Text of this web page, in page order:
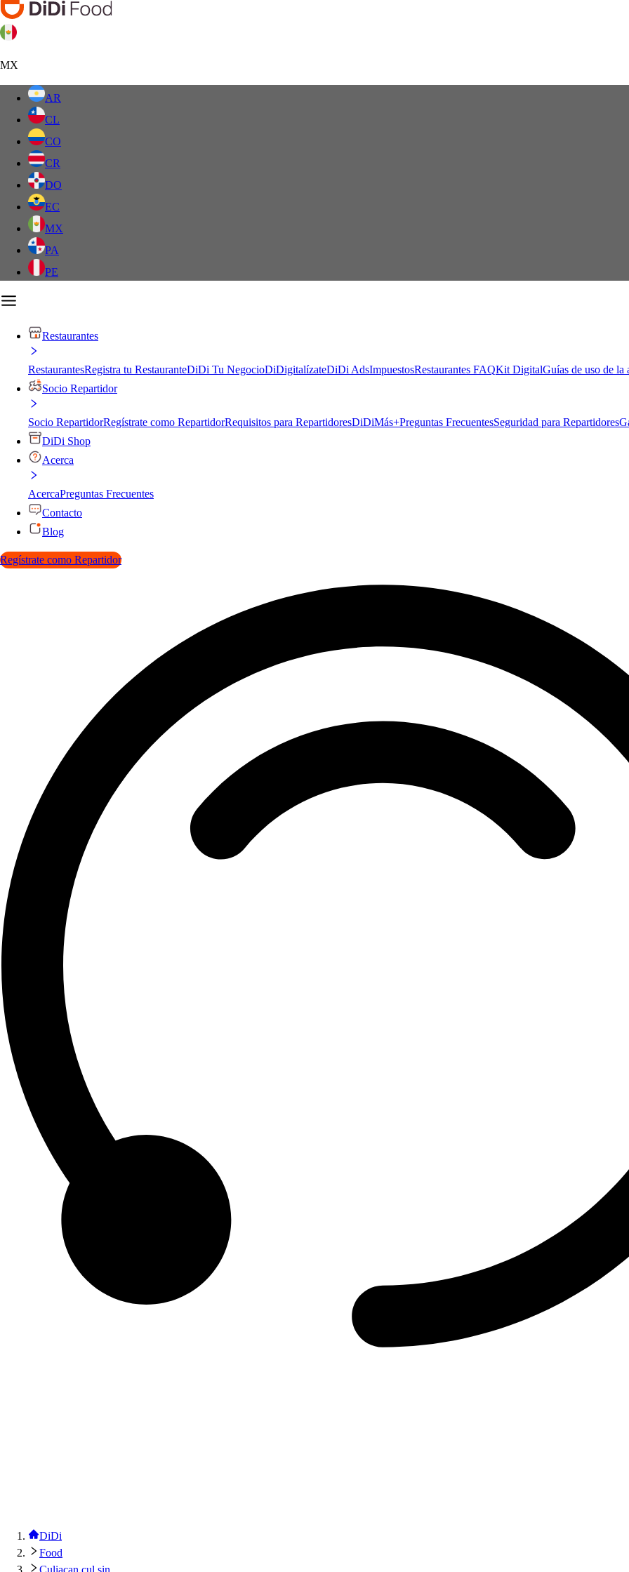
MX
AR
CL
CO
CR
DO
EC
MX
PA
PE
Restaurantes
RestaurantesRegistra tu RestauranteDiDi Tu NegocioDiDigitalízateDiDi AdsImpuestosRestaurantes FAQKit DigitalGuías de uso de la
Socio Repartidor
Socio RepartidorRegístrate como RepartidorRequisitos para RepartidoresDiDiMás+Preguntas FrecuentesSeguridad para Repartidores
DiDi Shop
Acerca
AcercaPreguntas Frecuentes
Contacto
Blog
Regístrate como Repartidor
DiDi
Food
Culiacan cul sin